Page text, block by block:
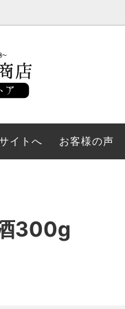
イトへ お客様の声
300g